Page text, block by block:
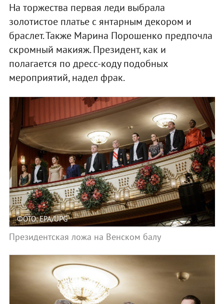
На торжества первая леди выбрала
золотистое платье с янтарным декором и
браслет. Также Марина Порошенко предпочла
скромный макияж. Президент, как и
полагается по дресс-коду подобных
мероприятий, надел фрак.
ФОТО: EPA/UPG
Президентская ложа на Венском балу